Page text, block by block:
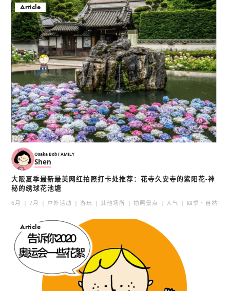
Article
Osaka Bob FAMILY
Shen
大阪夏季最新最美网红拍照打卡处推荐：花寺久安寺的紫阳花-神
秘的绣球花池塘
6月 7月 户外活动 游玩 其他场所 拍照景点 人气 四季・自然
Article